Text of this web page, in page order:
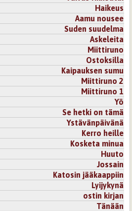
Haikeus
Aamu nousee
Suden suudelma
Askeleita
Miittiruno
Ostoksilla
Kaipauksen sumu
Miittiruno 2
Miittiruno 1
Yö
Se hetki on tämä
Ystävänpäivänä
Kerro heille
Kosketa minua
Huuto
Jossain
Katosin jääkaappiin
Lyijykynä
ostin kirjan
Tänään